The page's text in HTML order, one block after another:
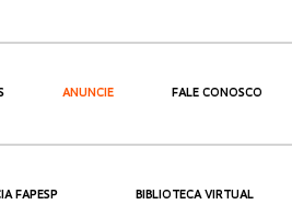
ANUNCIE FALE CONOSCO
FAPESP BIBLIOTECA VIRTUAL